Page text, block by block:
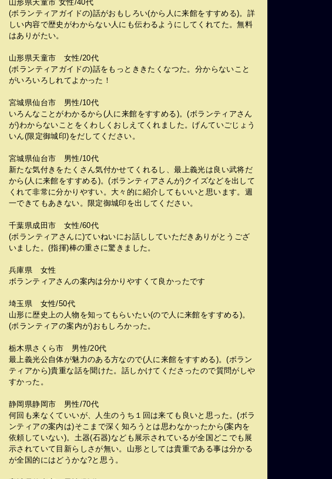
山形県天童市 女性/40代
(ボランティアガイドの)話がおもしろい(から人に来館をすすめる)。詳
しい内容で歴史がわからない人にも伝わるようにしてくれてた。無料
はありがたい。
山形県天童市 女性/20代
(ボランティアガイドの)話をもっとききたくなつた。分からないこと
がいろいろしれてよかった！
宮城県仙台市 男性/10代
いろんなことがわかるから(人に来館をすすめる)。(ボランティアさん
が)わからないことをくわしくおしえてくれました。げんていごじょう
いん(限定御城印)をだしてください。
宮城県仙台市 男性/10代
新たな気付きをたくさん気付かせてくれるし、最上義光は良い武将だ
から(人に来館をすすめる)。(ボランティアさんが)クイズなどを出して
くれて非常に分かりやすい。大々的に紹介してもいいと思います。週
一できてもあきない。限定御城印を出してください。
千葉県成田市 女性/60代
(ボランティアさんに)ていねいにお話ししていただきありがとうござ
いました。(指揮)棒の重さに驚きました。
兵庫県 女性
ボランティアさんの案内は分かりやすくて良かったです
埼玉県 女性/50代
山形に歴史上の人物を知ってもらいたい(ので人に来館をすすめる)。
(ボランティアの案内が)おもしろかった。
栃木県さくら市 男性/20代
最上義光公自体が魅力のある方なので(人に来館をすすめる)。(ボラン
ティアから)貴重な話を聞けた。話しかけてくださったので質問がしや
すかった。
静岡県静岡市 男性/70代
何回も来なくていいが、人生のうち１回は来ても良いと思った。(ボラ
ンティアの案内は)そこまで深く知ろうとは思わなかったから(案内を
依頼していない)。土器(石器)なども展示されているが全国どこでも展
示されていて目新らしさが無い。山形としては貴重である事は分かる
が全国的にはどうかな?と思う。